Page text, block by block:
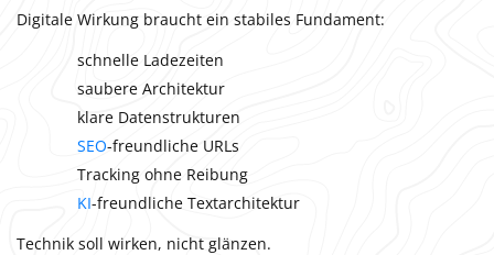
Digitale Wirkung braucht ein stabiles Fundament:
schnelle Ladezeiten
saubere Architektur
klare Datenstrukturen
SEO-freundliche URLs
Tracking ohne Reibung
KI-freundliche Textarchitektur
Technik soll wirken, nicht glänzen.